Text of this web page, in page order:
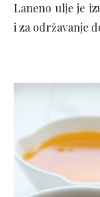
Laneno ulje je
i za održavanje